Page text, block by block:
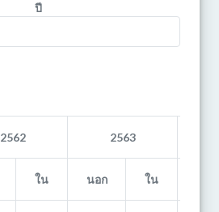
ปี
2562 2563
ใน นอก ใน